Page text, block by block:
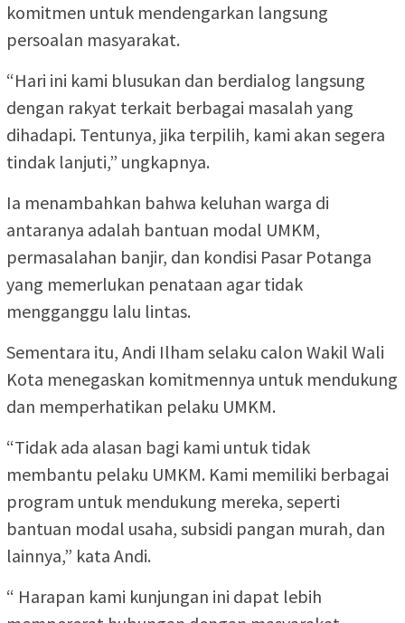
komitmen untuk mendengarkan langsung
persoalan masyarakat.
“Hari ini kami blusukan dan berdialog langsung
dengan rakyat terkait berbagai masalah yang
dihadapi. Tentunya, jika terpilih, kami akan segera
tindak lanjuti,” ungkapnya.
Ia menambahkan bahwa keluhan warga di
antaranya adalah bantuan modal UMKM,
permasalahan banjir, dan kondisi Pasar Potanga
yang memerlukan penataan agar tidak
mengganggu lalu lintas.
Sementara itu, Andi Ilham selaku calon Wakil Wali
Kota menegaskan komitmennya untuk mendukung
dan memperhatikan pelaku UMKM.
“Tidak ada alasan bagi kami untuk tidak
membantu pelaku UMKM. Kami memiliki berbagai
program untuk mendukung mereka, seperti
bantuan modal usaha, subsidi pangan murah, dan
lainnya,” kata Andi.
“ Harapan kami kunjungan ini dapat lebih